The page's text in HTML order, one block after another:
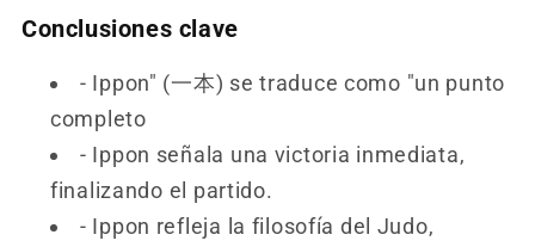
Conclusiones clave
- Ippon" (一本) se traduce como "un punto
completo
- Ippon señala una victoria inmediata,
finalizando el partido.
- Ippon refleja la filosofía del Judo,